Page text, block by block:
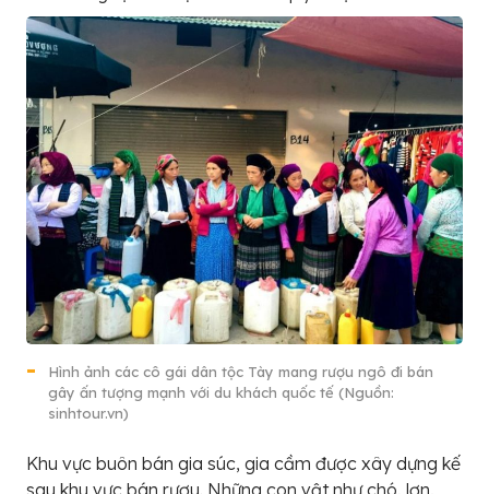
Hình ảnh các cô gái dân tộc Tày mang rượu ngô đi bán
gây ấn tượng mạnh với du khách quốc tế (Nguồn:
sinhtour.vn)
Khu vực buôn bán gia súc, gia cầm được xây dựng kế